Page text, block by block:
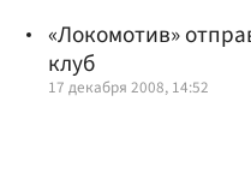
«Локомотив»
клуб
17 декабря 2008, 14:52